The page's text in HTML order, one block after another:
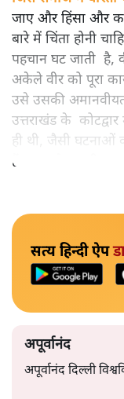
जाए और हिंसा और
बारे में चिंता होनी
पहचान घट जाती है,
अकेले वीर को पूरा
उसे उसकी
उत्तराखंड के
ही थी, जैसी घटनाओं
हैं।भारत के तक़रीबन
सत्य हिन्दी ऐप
अपूर्वानंद
अपूर्वानंद दिल्ली